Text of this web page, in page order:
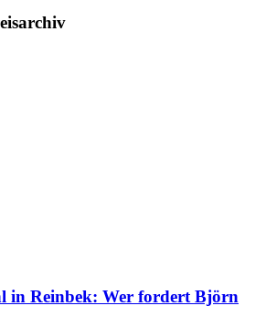
in Reinbek: Wer fordert Björn